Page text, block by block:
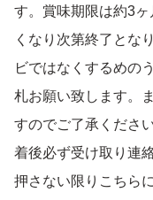
す。賞味期限は約3
くなり次第終了とな
ビではなくするめの
札お願い致します。
すのでご了承くださ
着後必ず受け取り連
押さない限りこちら